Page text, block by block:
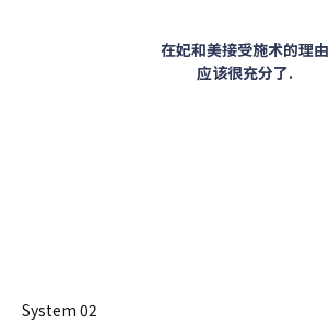
在妃和美接受施术的理由
应该很充分了.
System 02